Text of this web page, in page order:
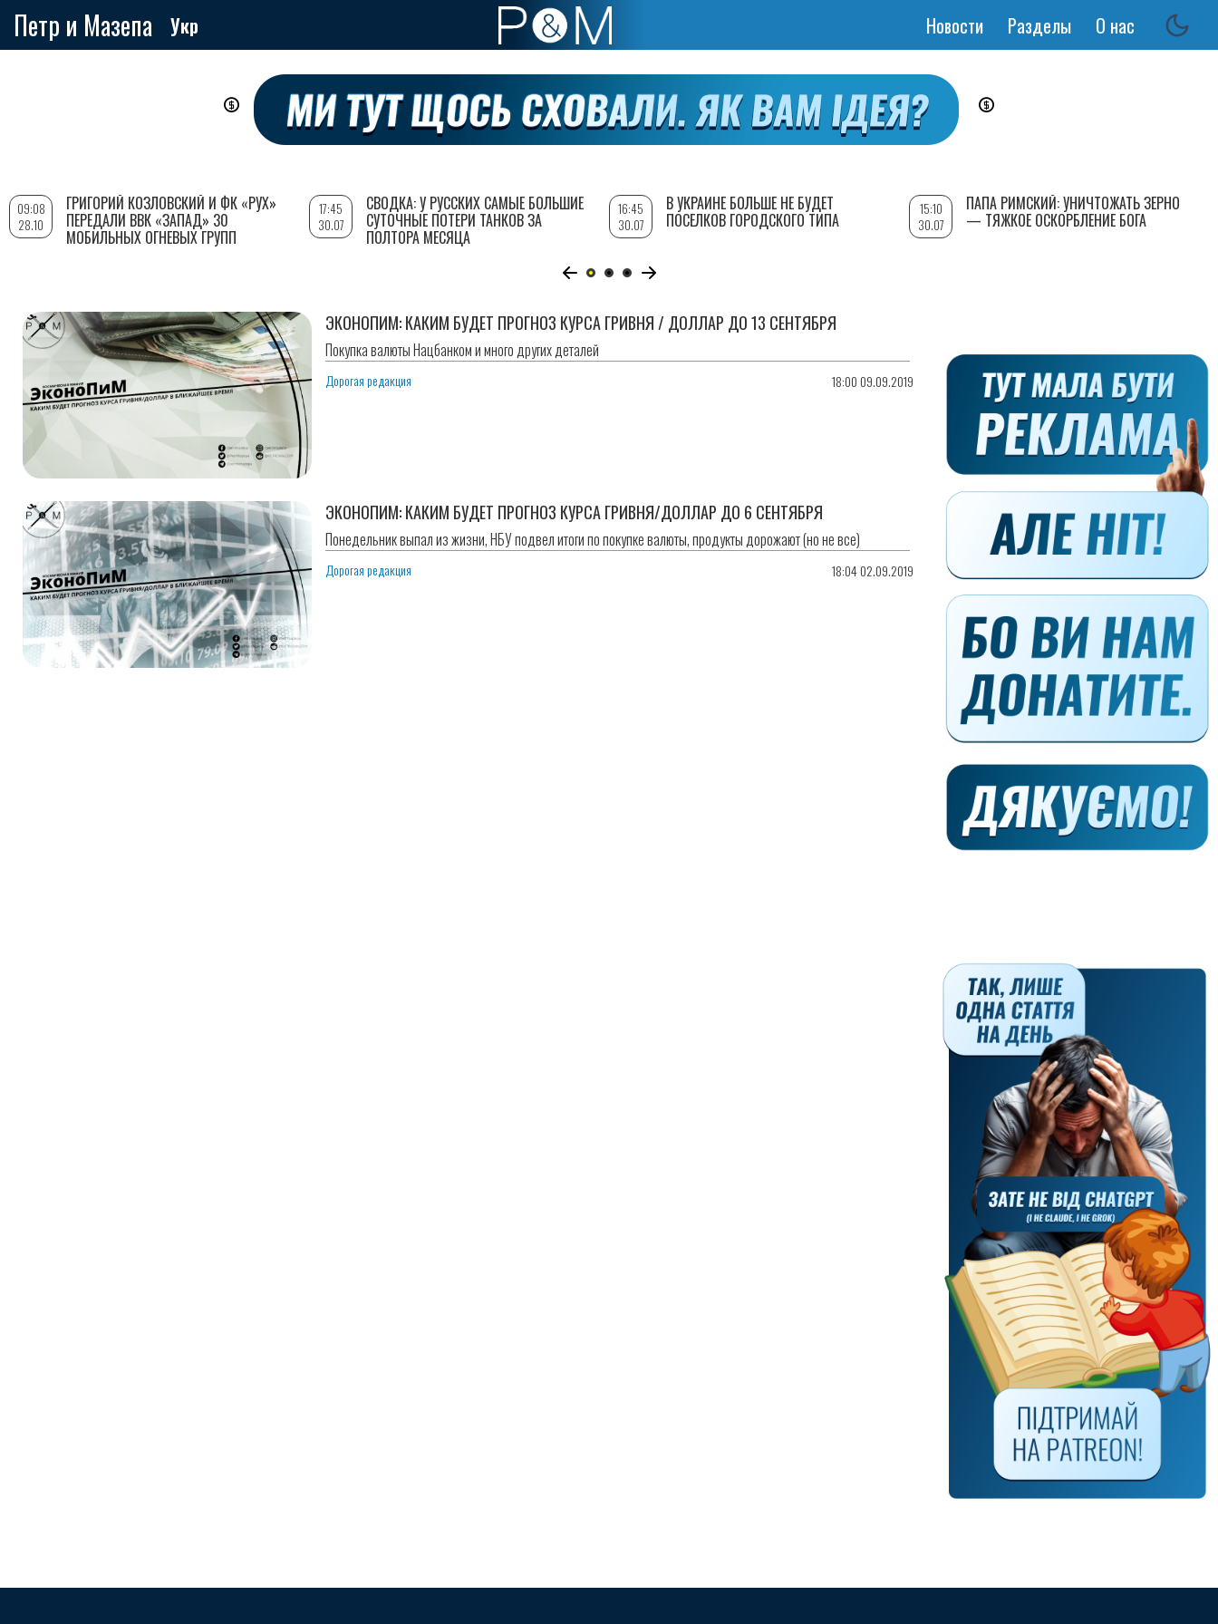
Петр и Мазепа Укр
Основная
Новости Разделы О нас
ЭКОНОПИМ: КАКИМ БУДЕТ ПРОГНОЗ КУРСА ГРИВНЯ / ДОЛЛАР ДО 13 СЕНТЯБРЯ
Покупка валюты Нацбанком и много других деталей
Дорогая редакция 18:00 09.09.2019
ЭКОНОПИМ: КАКИМ БУДЕТ ПРОГНОЗ КУРСА ГРИВНЯ/ДОЛЛАР ДО 6 СЕНТЯБРЯ
Понедельник выпал из жизни, НБУ подвел итоги по покупке валюты, продукты дорожают (но не все)
Дорогая редакция 18:04 02.09.2019
09:08
28.10
ГРИГОРИЙ КОЗЛОВСКИЙ И ФК «РУХ»
ПЕРЕДАЛИ ВВК «ЗАПАД» 30
МОБИЛЬНЫХ ОГНЕВЫХ ГРУПП
17:45
30.07
СВОДКА: У РУССКИХ САМЫЕ БОЛЬШИЕ
СУТОЧНЫЕ ПОТЕРИ ТАНКОВ ЗА
ПОЛТОРА МЕСЯЦА
16:45
30.07
В УКРАИНЕ БОЛЬШЕ НЕ БУДЕТ
ПОСЕЛКОВ ГОРОДСКОГО ТИПА
15:10
30.07
ПАПА РИМСКИЙ: УНИЧТОЖАТЬ ЗЕРНО
— ТЯЖКОЕ ОСКОРБЛЕНИЕ БОГА